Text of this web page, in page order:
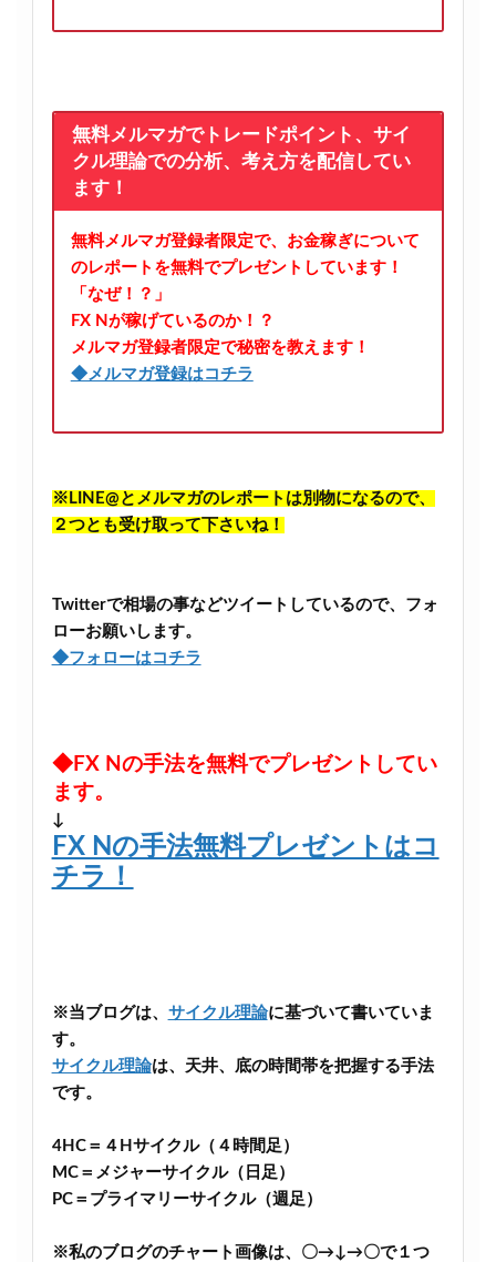
無料メルマガでトレードポイント、サイ
クル理論での分析、考え方を配信してい
ます！
無料メルマガ登録者限定で、お金稼ぎについて
のレポートを無料でプレゼントしています！
「なぜ！？」
FX Nが稼げているのか！？
メルマガ登録者限定で秘密を教えます！
◆メルマガ登録はコチラ
※LINE@とメルマガのレポートは別物になるので、
２つとも受け取って下さいね！
Twitterで相場の事などツイートしているので、フォ
ローお願いします。
◆フォローはコチラ
◆FX Nの手法を無料でプレゼントしてい
ます。
↓
FX Nの手法無料プレゼントはコ
チラ！
※当ブログは、 サイクル理論に基づいて書いていま
す。
サイクル理論は、天井、底の時間帯を把握する手法
です。
4HC＝４Hサイクル（４時間足）
MC＝メジャーサイクル（日足）
PC＝プライマリーサイクル（週足）
※私のブログのチャート画像は、〇→↓→〇で１つ